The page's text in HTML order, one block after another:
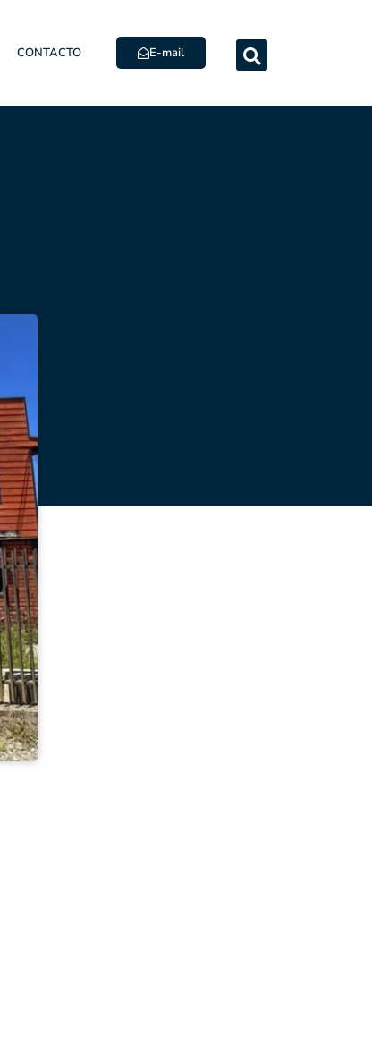
CONTACTO E-mail